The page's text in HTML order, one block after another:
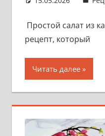
Простой салат из
рецепт, который
Читать далее